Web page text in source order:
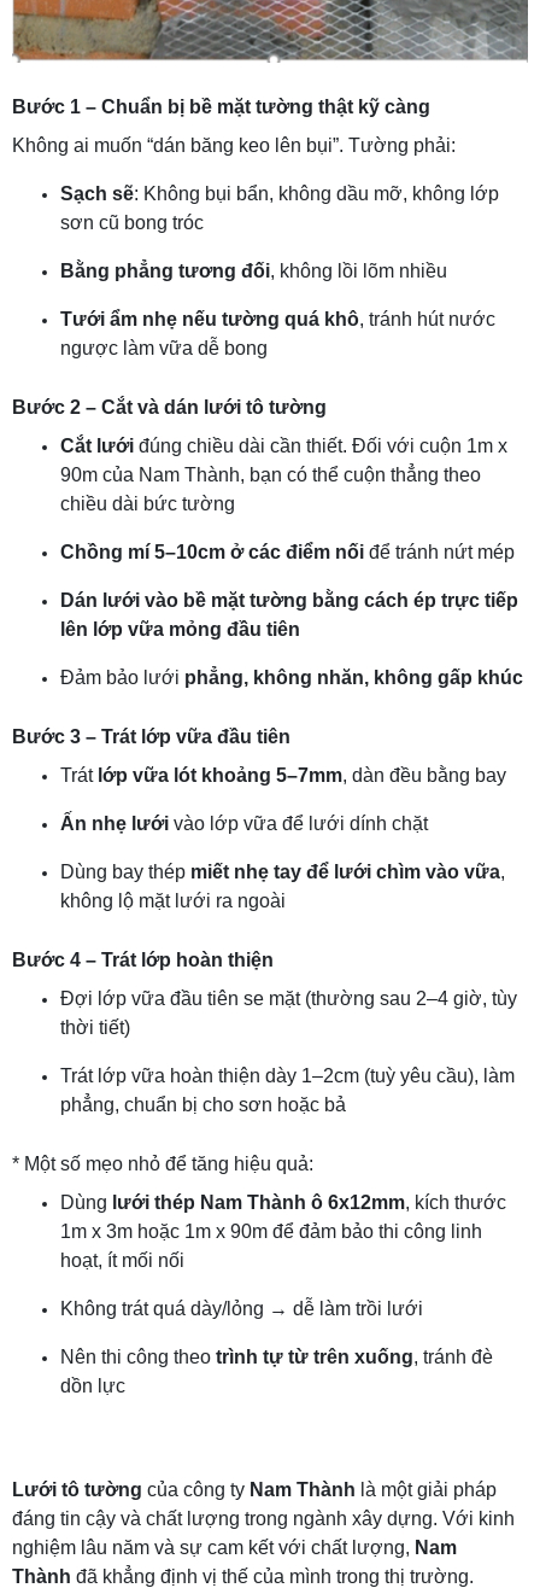
Bước 1 – Chuẩn bị bề mặt tường thật kỹ càng
Không ai muốn “dán băng keo lên bụi”. Tường phải:
Sạch sẽ: Không bụi bẩn, không dầu mỡ, không lớp
sơn cũ bong tróc
Bằng phẳng tương đối, không lồi lõm nhiều
Tưới ẩm nhẹ nếu tường quá khô, tránh hút nước
ngược làm vữa dễ bong
Bước 2 – Cắt và dán lưới tô tường
Cắt lưới đúng chiều dài cần thiết. Đối với cuộn 1m x
90m của Nam Thành, bạn có thể cuộn thẳng theo
chiều dài bức tường
Chồng mí 5–10cm ở các điểm nối để tránh nứt mép
Dán lưới vào bề mặt tường bằng cách ép trực tiếp
lên lớp vữa mỏng đầu tiên
Đảm bảo lưới phẳng, không nhăn, không gấp khúc
Bước 3 – Trát lớp vữa đầu tiên
Trát lớp vữa lót khoảng 5–7mm, dàn đều bằng bay
Ấn nhẹ lưới vào lớp vữa để lưới dính chặt
Dùng bay thép miết nhẹ tay để lưới chìm vào vữa,
không lộ mặt lưới ra ngoài
Bước 4 – Trát lớp hoàn thiện
Đợi lớp vữa đầu tiên se mặt (thường sau 2–4 giờ, tùy
thời tiết)
Trát lớp vữa hoàn thiện dày 1–2cm (tuỳ yêu cầu), làm
phẳng, chuẩn bị cho sơn hoặc bả
* Một số mẹo nhỏ để tăng hiệu quả:
Dùng lưới thép Nam Thành ô 6x12mm, kích thước
1m x 3m hoặc 1m x 90m để đảm bảo thi công linh
hoạt, ít mối nối
Không trát quá dày/lỏng → dễ làm trồi lưới
Nên thi công theo trình tự từ trên xuống, tránh đè
dồn lực
Lưới tô tường của công ty Nam Thành là một giải pháp
đáng tin cậy và chất lượng trong ngành xây dựng. Với kinh
nghiệm lâu năm và sự cam kết với chất lượng, Nam
Thành đã khẳng định vị thế của mình trong thị trường.